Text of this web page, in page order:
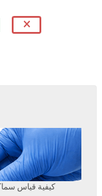
×
كيفية قياس